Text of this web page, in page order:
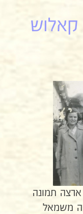
קאלוש
תמונה
משמאל